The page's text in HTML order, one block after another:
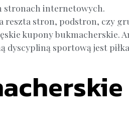
stronach internetowych.
reszta stron, podstron, czy
kupony bukmacherskie.
dyscypliną sportową jest piłka